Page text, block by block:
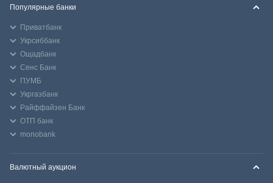
Популярные банки
Приватбанк
Укрсиббанк
Ощадбанк
Сенс Банк
ПУМБ
Укргазбанк
Райффайзен Банк
ОТП банк
monobank
Валютный аукцион